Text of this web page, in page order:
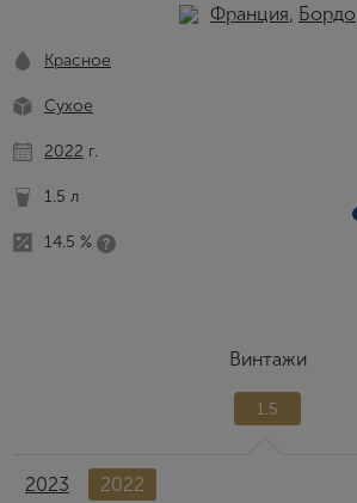
Франция, Бордо
Красное
Сухое
2022 г.
1.5 л
14.5 %
Винтажи
1.5
2023 2022